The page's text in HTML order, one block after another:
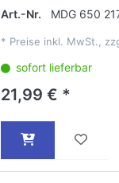
Art.-Nr.
MDG 650
* Preise inkl. MwSt.,
sofort lieferbar
21,99 € *